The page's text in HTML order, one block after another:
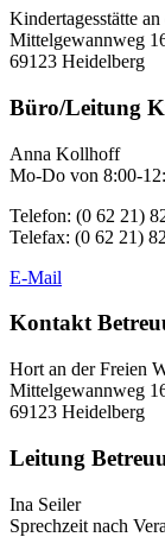
Kindertagesstätte
Mittelgewannweg
69123 Heidelberg
Büro/Leitung
Anna Kollhoff
Mo-Do von 8:00-
Telefon: (0 62 21)
Telefax: (0 62 21)
E-Mail
Kontakt
Hort an der Freien
Mittelgewannweg
69123 Heidelberg
Leitung
Ina Seiler
Sprechzeit nach